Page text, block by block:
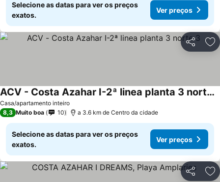
Selecione as datas para ver os preços
exatos.
Ver preços
Partilhar
Casa/apartamento inteiro
ACV - Costa Azahar I-2ª linea planta 3 norte 3
8,3 Muito boa 10 a 3.6 km de Centro da cidade
Selecione as datas para ver os preços
exatos.
Ver preços
Partilhar